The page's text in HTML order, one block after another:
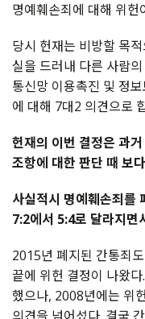
명예훼손죄에 대해 위헌
당시 헌재는 비방할 목
실을 드러내 다른 사람
통신망 이용촉진 및 정
에 대해 7대2 의견으로
헌재의 이번 결정은 과
조항에 대한 판단 때 보
사실적시 명예훼손죄를
7:2에서 5:4로 달라지면
2015년 폐지된 간통죄
끝에 위헌 결정이 나왔
했으나, 2008년에는 위